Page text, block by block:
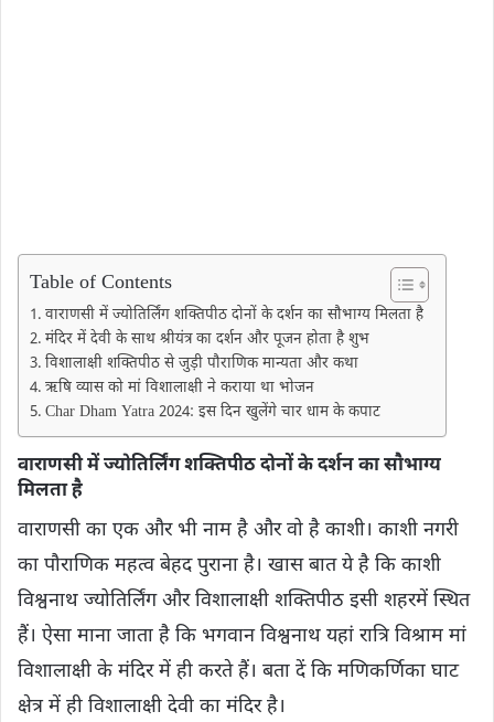
Table of Contents
वाराणसी में ज्योतिर्लिंग शक्तिपीठ दोनों के दर्शन का सौभाग्य मिलता है
मंदिर में देवी के साथ श्रीयंत्र का दर्शन और पूजन होता है शुभ
विशालाक्षी शक्तिपीठ से जुड़ी पौराणिक मान्‍यता और कथा
ऋषि व्यास को मां विशालाक्षी ने कराया था भोजन
Char Dham Yatra 2024: इस दिन खुलेंगे चार धाम के कपाट
वाराणसी में ज्योतिर्लिंग शक्तिपीठ दोनों के दर्शन का सौभाग्य
मिलता है
वाराणसी का एक और भी नाम है और वो है काशी। काशी नगरी
का पौराणिक महत्व बेहद पुराना है। खास बात ये है कि काशी
विश्वनाथ ज्योतिर्लिंग और विशालाक्षी शक्तिपीठ इसी शहरमें स्थित
हैं। ऐसा माना जाता है कि भगवान विश्वनाथ यहां रात्रि विश्राम मां
विशालाक्षी के मंदिर में ही करते हैं। बता दें कि मणिकर्णिका घाट
क्षेत्र में ही विशालाक्षी देवी का मंदिर है।